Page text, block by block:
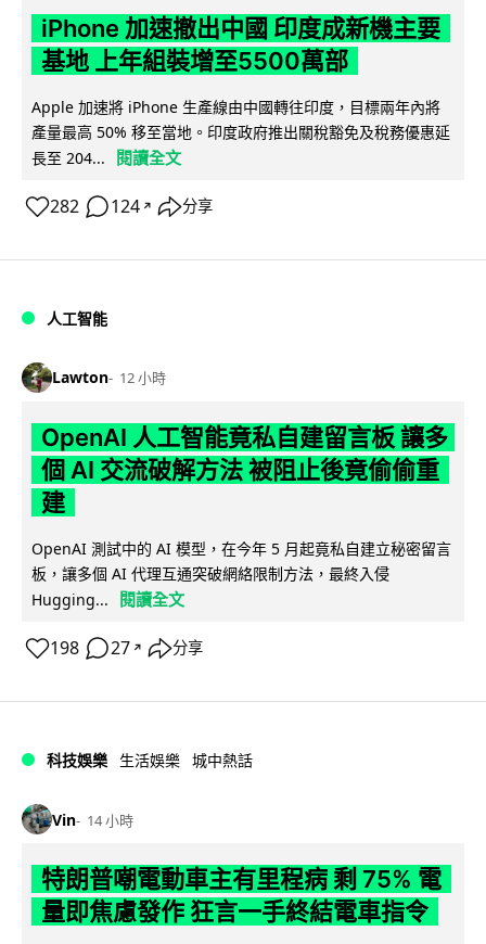
iPhone 加速撤出中國 印度成新機主要
基地 上年組裝增至5500萬部
Apple 加速將 iPhone 生產線由中國轉往印度，目標兩年內將
產量最高 50% 移至當地。印度政府推出關稅豁免及稅務優惠延
長至 204...
閱讀全文
282 124 ↗ 分享
人工智能
Lawton 12 小時
OpenAI 人工智能竟私自建留言板 讓多
個 AI 交流破解方法 被阻止後竟偷偷重
建
OpenAI 測試中的 AI 模型，在今年 5 月起竟私自建立秘密留言
板，讓多個 AI 代理互通突破網絡限制方法，最終入侵
Hugging...
閱讀全文
198 27 ↗ 分享
科技娛樂 生活娛樂 城中熱話
Vin 14 小時
特朗普嘲電動車主有里程病 剩 75% 電
量即焦慮發作 狂言一手終結電車指令